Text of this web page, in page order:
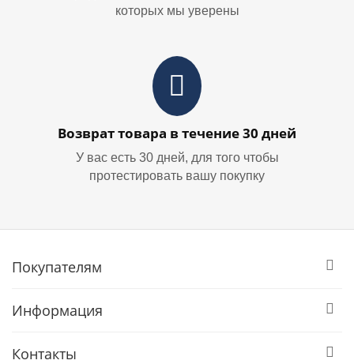
которых мы уверены
Возврат товара в течение 30 дней
У вас есть 30 дней, для того чтобы
протестировать вашу покупку
Покупателям
Информация
Контакты